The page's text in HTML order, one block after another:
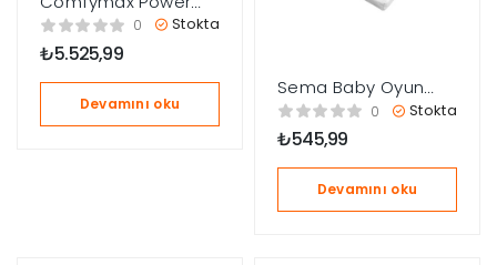
Park Yatak Oyun
Parkı 70×110 – Wood
Brown
0 Stokta
₺5.525,99
Devamını oku
Sema Baby Oyun
Parkı/Pak Yatak
Minderi 70x110cm
0 Stokta
₺545,99
Devamını oku